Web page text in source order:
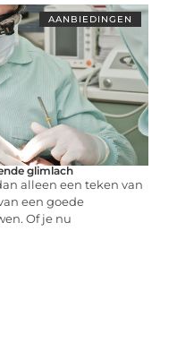
AANBIEDINGEN
glimlach
alleen een teken van
een goede
Of je nu